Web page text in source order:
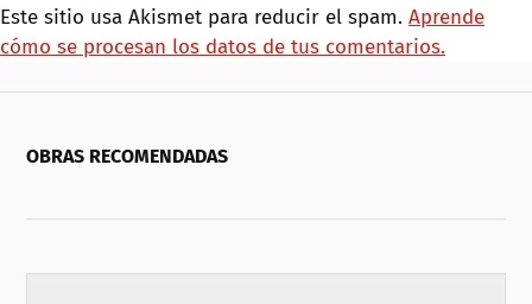
Este sitio usa Akismet para reducir el spam. Aprende
cómo se procesan los datos de tus comentarios.
OBRAS RECOMENDADAS